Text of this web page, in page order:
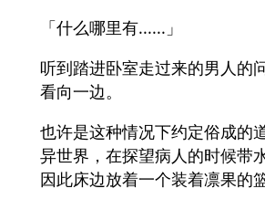
「什么哪里有......」
听到踏进卧室走过来的男人的
看向一边。
也许是这种情况下约定俗成的
异世界，在探望病人的时候带
因此床边放着一个装着凛果的篮